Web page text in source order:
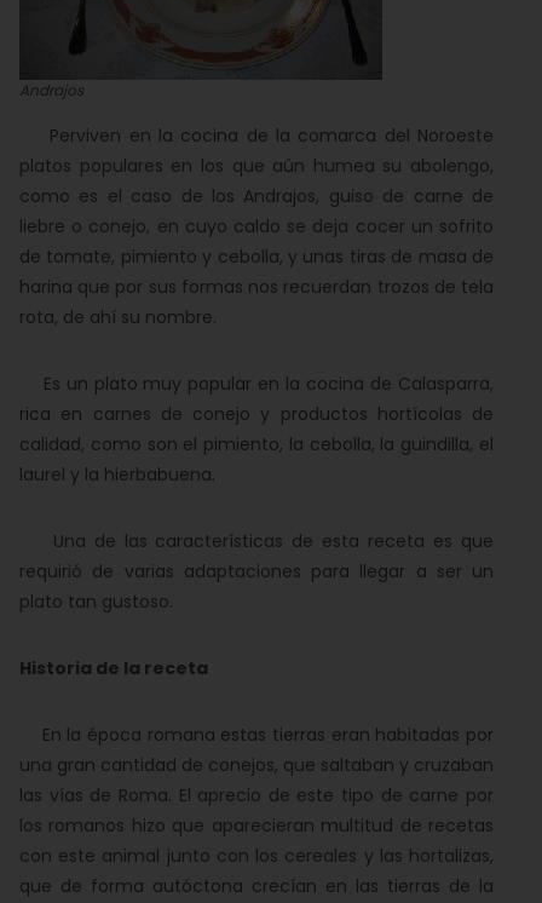
Andrajos
Perviven en la cocina de la comarca del Noroeste
platos populares en los que aún humea su abolengo,
como es el caso de los Andrajos, guiso de carne de
liebre o conejo, en cuyo caldo se deja cocer un sofrito
de tomate, pimiento y cebolla, y unas tiras de masa de
harina que por sus formas nos recuerdan trozos de tela
rota, de ahí su nombre.
Es un plato muy popular en la cocina de Calasparra,
rica en carnes de conejo y productos hortícolas de
calidad, como son el pimiento, la cebolla, la guindilla, el
laurel y la hierbabuena.
Una de las características de esta receta es que
requirió de varias adaptaciones para llegar a ser un
plato tan gustoso.
Historia de la receta
En la época romana estas tierras eran habitadas por
una gran cantidad de conejos, que saltaban y cruzaban
las vías de Roma. El aprecio de este tipo de carne por
los romanos hizo que aparecieran multitud de recetas
con este animal junto con los cereales y las hortalizas,
que de forma autóctona crecían en las tierras de la